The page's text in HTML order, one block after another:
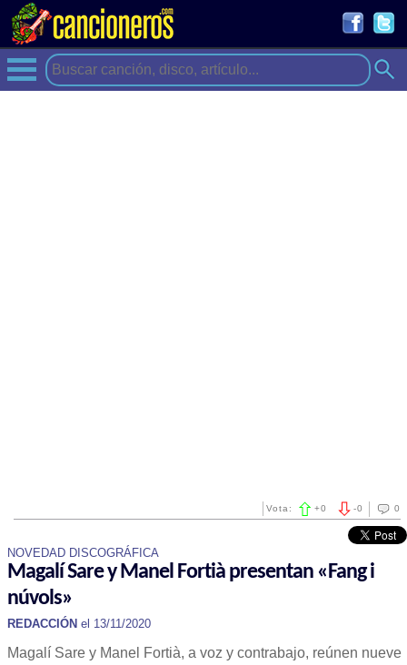
0
-0
Vota: +0
NOVEDAD DISCOGRÁFICA
Magalí Sare y Manel Fortià presentan «Fang i
núvols»
REDACCIÓN el 13/11/2020
Magalí Sare y Manel Fortià, a voz y contrabajo, reúnen nueve